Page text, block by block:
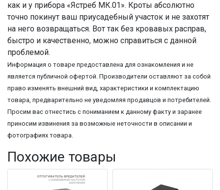
как и у прибора «Ястреб МК.01». Кроты абсолютно
точно покинут ваш приусадебный участок и не захотят
на него возвращаться. Вот так без кровавых расправ,
быстро и качественно, можно справиться с данной
проблемой.
Информация о товаре предоставлена для ознакомления и не
является публичной офертой. Производители оставляют за собой
право изменять внешний вид, характеристики и комплектацию
товара, предварительно не уведомляя продавцов и потребителей.
Просим вас отнестись с пониманием к данному факту и заранее
приносим извинения за возможные неточности в описании и
фотографиях товара.
Похожие товары